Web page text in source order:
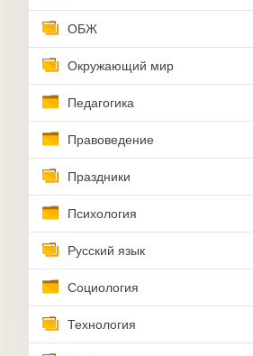
ОБЖ
Окружающий мир
Педагогика
Правоведение
Праздники
Психология
Русский язык
Социология
Технология